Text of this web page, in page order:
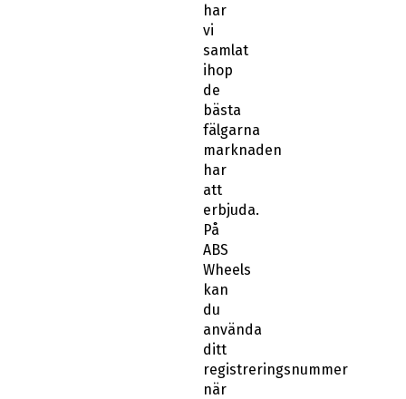
har
vi
samlat
ihop
de
bästa
fälgarna
marknaden
har
att
erbjuda.
På
ABS
Wheels
kan
du
använda
ditt
registreringsnummer
när